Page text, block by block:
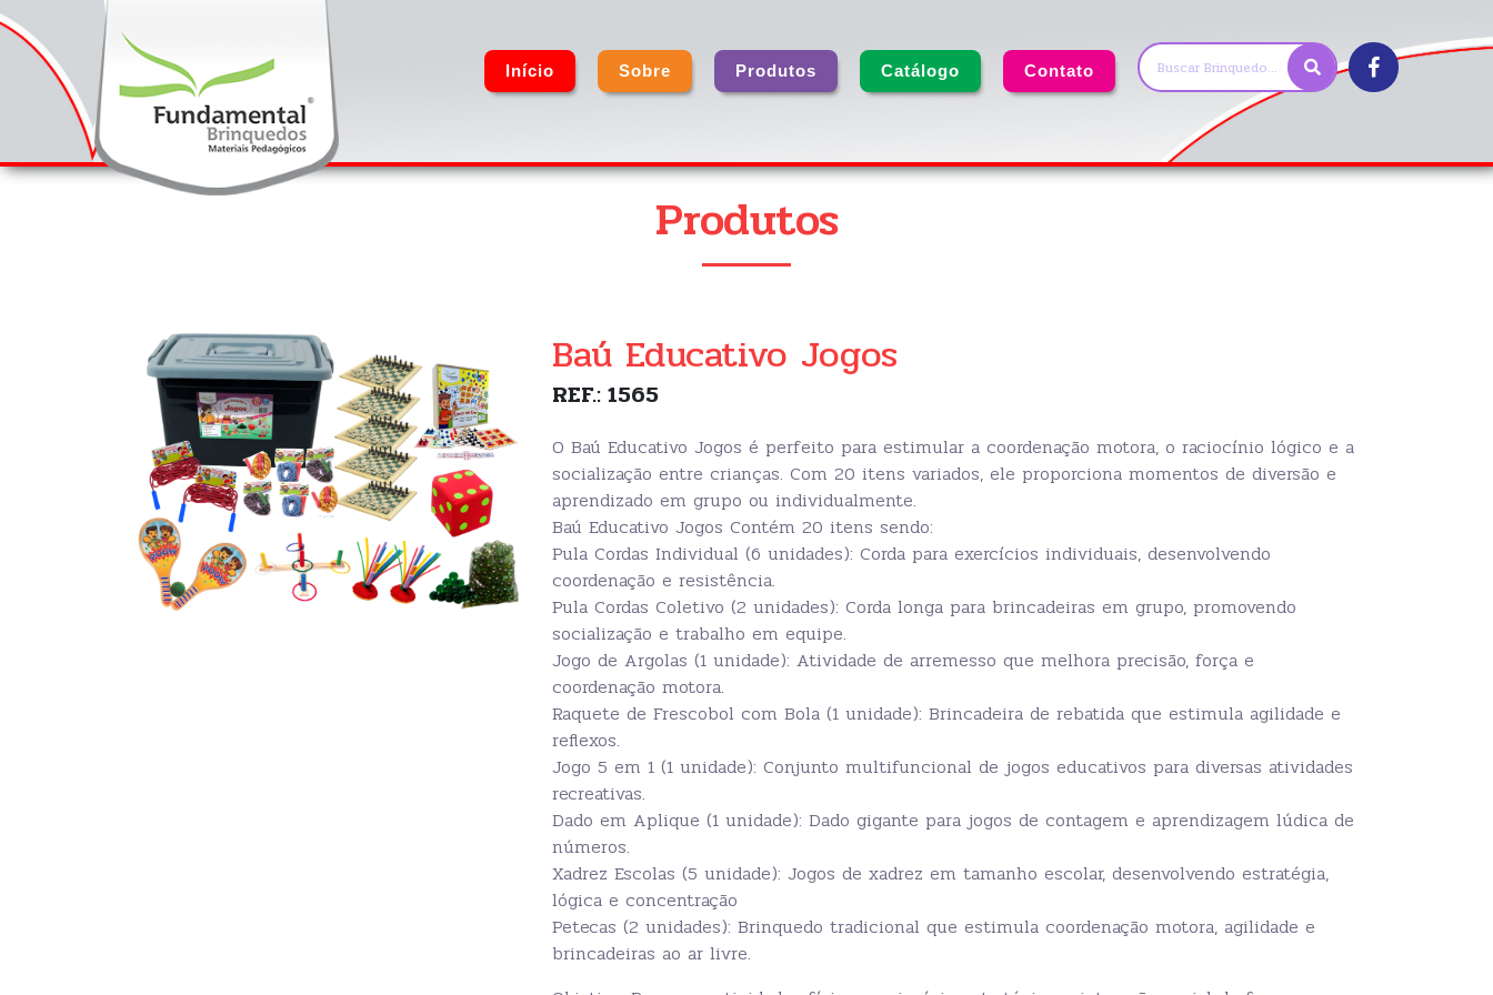
Início Sobre Produtos Catálogo Contato
Produtos
Baú Educativo Jogos
REF.: 1565
O Baú Educativo Jogos é perfeito para estimular a coordenação motora, o raciocínio lógico e a
socialização entre crianças. Com 20 itens variados, ele proporciona momentos de diversão e
aprendizado em grupo ou individualmente.
Baú Educativo Jogos Contém 20 itens sendo:
Pula Cordas Individual (6 unidades): Corda para exercícios individuais, desenvolvendo
coordenação e resistência.
Pula Cordas Coletivo (2 unidades): Corda longa para brincadeiras em grupo, promovendo
socialização e trabalho em equipe.
Jogo de Argolas (1 unidade): Atividade de arremesso que melhora precisão, força e
coordenação motora.
Raquete de Frescobol com Bola (1 unidade): Brincadeira de rebatida que estimula agilidade e
reflexos.
Jogo 5 em 1 (1 unidade): Conjunto multifuncional de jogos educativos para diversas atividades
recreativas.
Dado em Aplique (1 unidade): Dado gigante para jogos de contagem e aprendizagem lúdica de
números.
Xadrez Escolas (5 unidade): Jogos de xadrez em tamanho escolar, desenvolvendo estratégia,
lógica e concentração
Petecas (2 unidades): Brinquedo tradicional que estimula coordenação motora, agilidade e
brincadeiras ao ar livre.